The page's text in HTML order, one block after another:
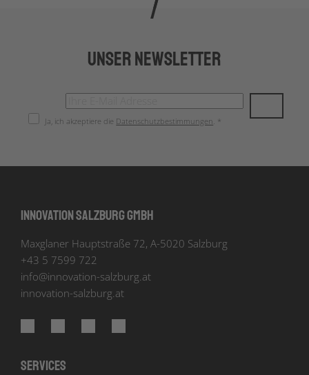
Unser Newsletter
Ja, ich akzeptiere die Datenschutzbestimmungen. *
Innovation Salzburg GmbH
Maxglaner Hauptstraße 72, A-5020 Salzburg
+43 5 7599 722
info@innovation-salzburg.at
innovation-salzburg.at
Services